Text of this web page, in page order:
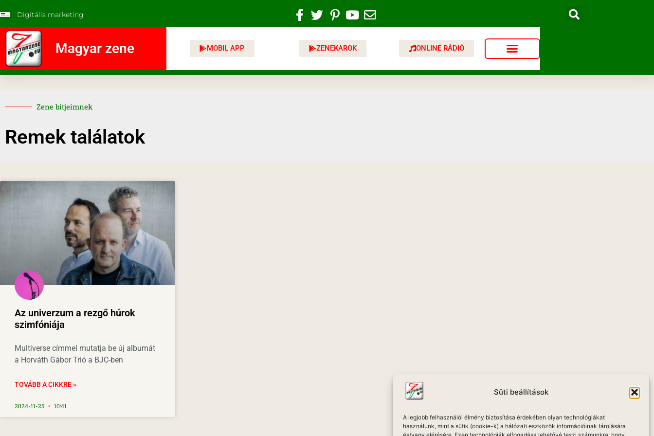
Süti beállítások
A legjobb felhasználói élmény biztosítása érdekében olyan technológiákat
használunk, mint a sütik (cookie-k) a hálózati eszközök információinak tárolására
Digitális marketing
Magyar zene MOBIL APP ZENEKAROK ONLINE RÁDIÓ
Zene bitjeimnek
Remek találatok
Az univerzum a rezgő húrok
szimfóniája
Multiverse címmel mutatja be új albumát
a Horváth Gábor Trió a BJC-ben
TOVÁBB A CIKKRE »
2024-11-25 10:41